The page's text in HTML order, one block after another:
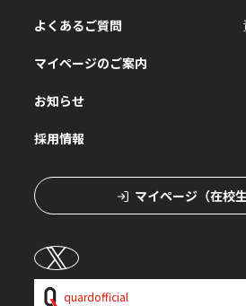
よくあるご質問
マイページのご案内
お知らせ
採用情報
マイページ（在校生
quardofficial